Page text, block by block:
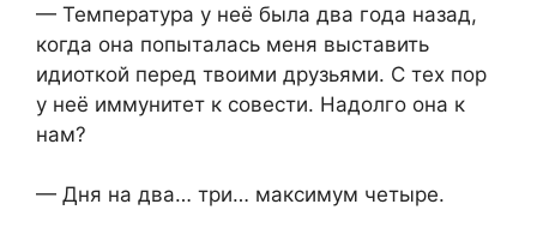
— Температура у неё была два года назад,
когда она попыталась меня выставить
идиоткой перед твоими друзьями. С тех пор
у неё иммунитет к совести. Надолго она к
нам?
— Дня на два… три… максимум четыре.